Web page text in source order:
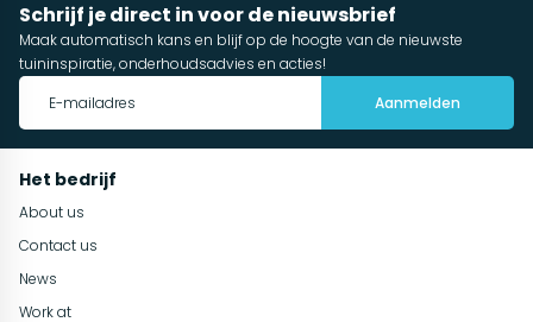
Schrijf je direct in voor de nieuwsbrief
Maak automatisch kans en blijf op de hoogte van de nieuwste
tuininspiratie, onderhoudsadvies en acties!
Aanmelden
Het bedrijf
About us
Contact us
News
Work at